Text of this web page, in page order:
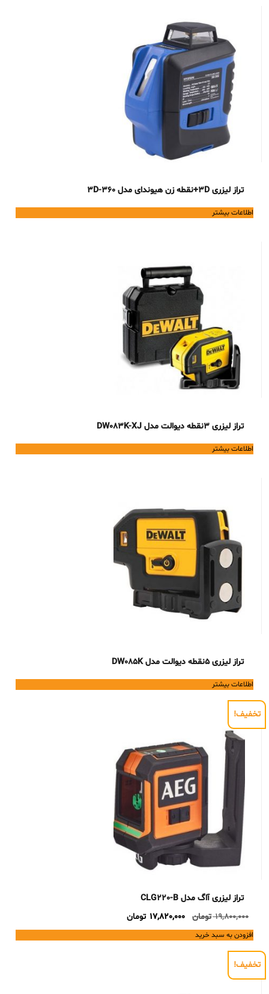
تراز لیزری 3D+نقطه زن هیوندای مدل 3D-360
اطلاعات بیشتر
تراز لیزری 3نقطه دیوالت مدل DW083K-XJ
اطلاعات بیشتر
تراز لیزری 5نقطه دیوالت مدل DW085K
اطلاعات بیشتر
تخفیف!
تراز لیزری آاگ مدل CLG220-B
19,800,000 تومان
Original
price
was:
17,820,000 تومانCurrent
price
is:
افزودن به سبد خرید
تخفیف!